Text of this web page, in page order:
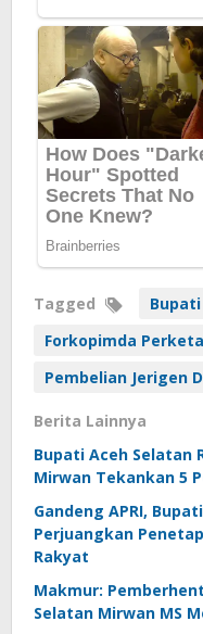
Tagged
Forkopimda
Pembelian Jerigen
Berita Lainnya
Bupati Aceh Selatan
Mirwan Tekankan 5
Gandeng APRI,
Perjuangkan
Rakyat
Makmur:
Selatan Mirwan MS